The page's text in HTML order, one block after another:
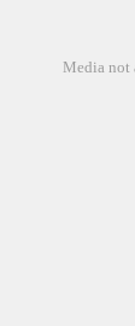
Media not